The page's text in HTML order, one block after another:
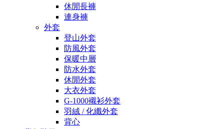
休閒長褲
連身褲
外套
登山外套
防風外套
保暖中層
防水外套
休閒外套
大衣外套
G-1000襯衫外套
羽絨 / 化纖外套
背心